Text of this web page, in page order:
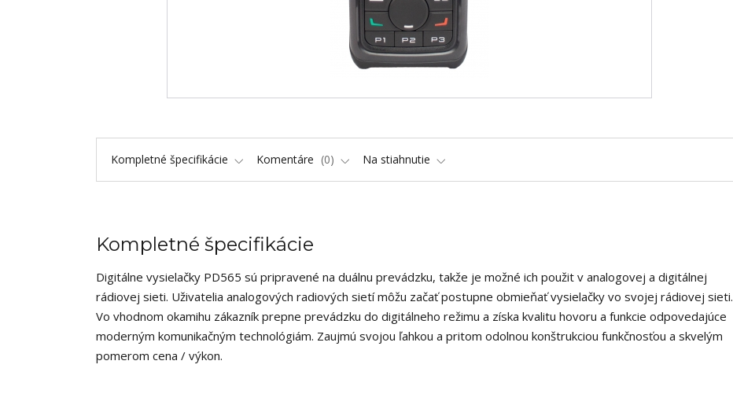
Kompletné špecifikácie Komentáre 0 Na stiahnutie
Kompletné špecifikácie
Digitálne vysielačky PD565 sú pripravené na duálnu prevádzku, takže je možné ich použit v analogovej a digitálnej
rádiovej sieti. Uživatelia analogových radiových sietí môžu začať postupne obmieňať vysielačky vo svojej rádiovej sieti.
Vo vhodnom okamihu zákazník prepne prevádzku do digitálneho režimu a získa kvalitu hovoru a funkcie odpovedajúce
moderným komunikačným technológiám. Zaujmú svojou ľahkou a pritom odolnou konštrukciou funkčnosťou a skvelým
pomerom cena / výkon.